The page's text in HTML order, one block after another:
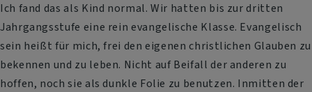
Ich fand das als Kind normal. Wir hatten bis zur dritten
Jahrgangsstufe eine rein evangelische Klasse. Evangelisch
sein heißt für mich, frei den eigenen christlichen Glauben zu
bekennen und zu leben. Nicht auf Beifall der anderen zu
hoffen, noch sie als dunkle Folie zu benutzen. Inmitten der